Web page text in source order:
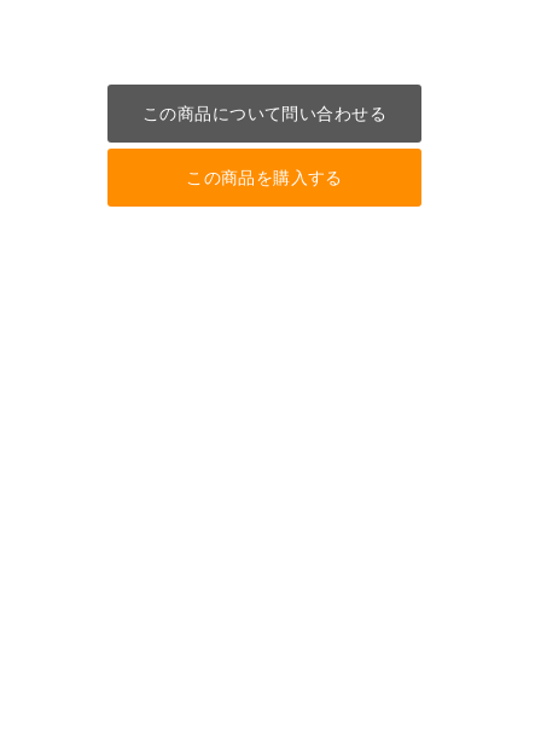
この商品について問い合わせる
この商品を購入する